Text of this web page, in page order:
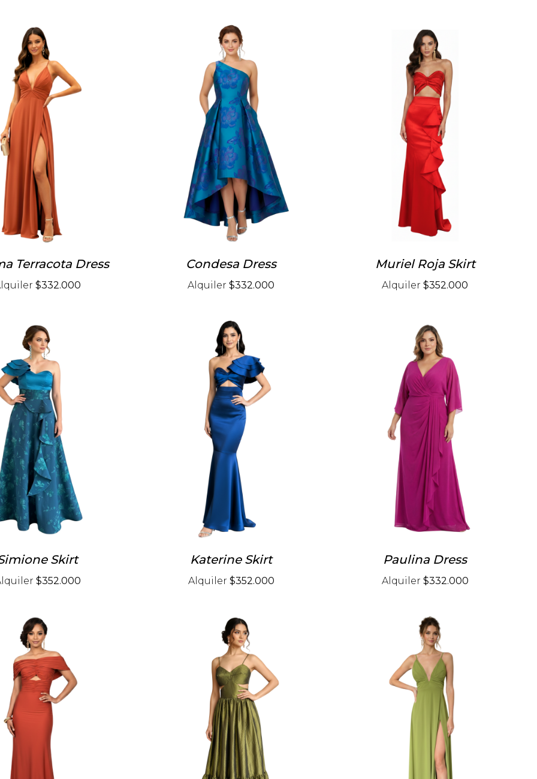
Terracota Dress
$332.000
Condesa Dress
Alquiler$332.000
Muriel Roja Skirt
Alquiler$352.000
Skirt
$352.000
Katerine Skirt
Alquiler $352.000
Paulina Dress
Alquiler $332.000